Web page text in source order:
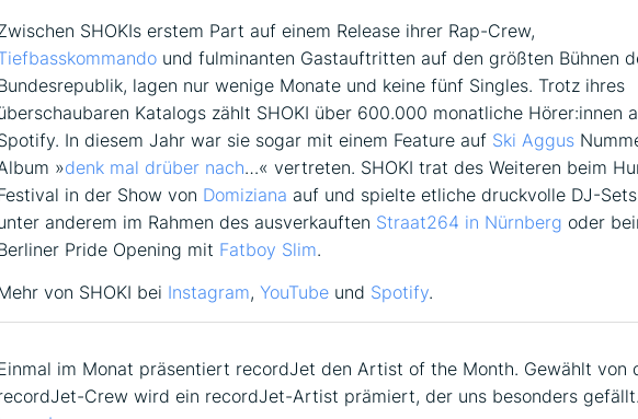
SHOKIs erstem Part auf einem Release ihrer Rap-Crew,
und fulminanten Gastauftritten auf den größten Bühnen
lagen nur wenige Monate und keine fünf Singles. Trotz ihres
Katalogs zählt SHOKI über 600.000 monatliche Hörer:innen
In diesem Jahr war sie sogar mit einem Feature auf Ski Aggus
»denk mal drüber nach…« vertreten. SHOKI trat des Weiteren beim
in der Show von Domiziana auf und spielte etliche druckvolle DJ-
anderem im Rahmen des ausverkauften Straat264 in Nürnberg oder
Pride Opening mit Fatboy Slim.
von SHOKI bei Instagram, YouTube und Spotify.
im Monat präsentiert recordJet den Artist of the Month. Gewählt von
Crew wird ein recordJet-Artist prämiert, der uns besonders gefällt.